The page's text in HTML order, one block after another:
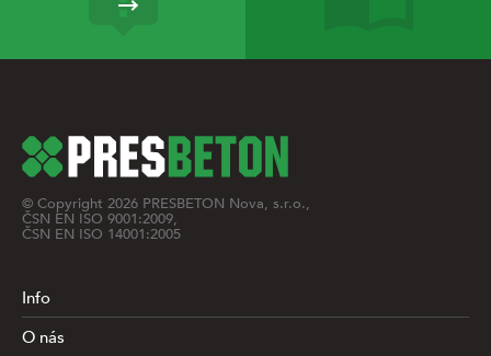
© Copyright 2026 PRESBETON Nova, s.r.o.,
ČSN EN ISO 9001:2009,
ČSN EN ISO 14001:2005
Info
O nás